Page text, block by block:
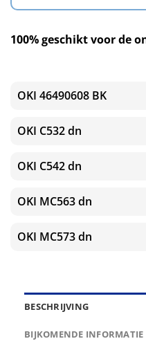
100% geschikt voor de
OKI 46490608 BK
OKI C532 dn
OKI C542 dn
OKI MC563 dn
OKI MC573 dn
BESCHRIJVING
BIJKOMENDE INFORMATIE